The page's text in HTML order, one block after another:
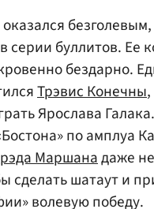
серии буллитов. Ее
бездарно.
Трэвис Конечны
Ярослава
по амплуа
Маршанадаже
сделать шатаут и
волевую победу.